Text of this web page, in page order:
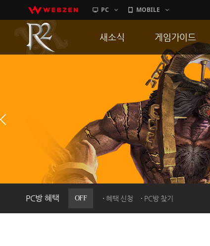
PC MOBILE
PC방 혜택 OFF 혜택 신청 PC방 찾기
새소식
이벤트
히스토리
PC방으로간다
게임가이드
게임 특징
서버가이드
신병훈련소
세부가이드
통합보급센터